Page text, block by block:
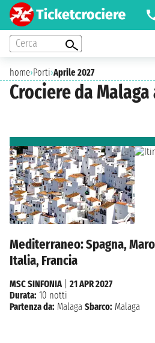
Cerca
home›Porti›Aprile 2027
Crociere da
Mediterraneo: Spagna,
Italia, Francia
MSC SINFONIA
21 APR 2027
Durata: 10 notti
Partenza da: Malaga Sbarco: Malaga